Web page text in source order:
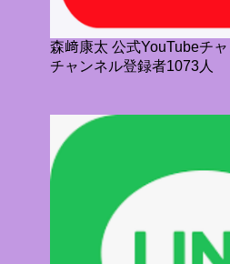
森﨑康太 公式YouTubeチ
チャンネル登録者1073人